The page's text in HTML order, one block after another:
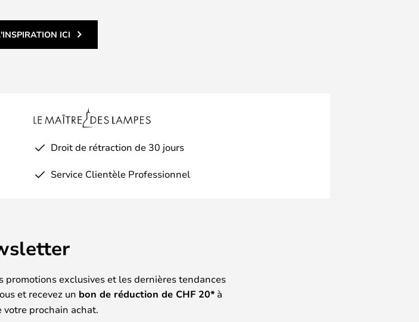
ICI
Droit de rétraction de 30 jours
Service Clientèle Professionnel
promotions exclusives et les dernières tendances
et recevez un bon de réduction de CHF 20*à
votre prochain achat.